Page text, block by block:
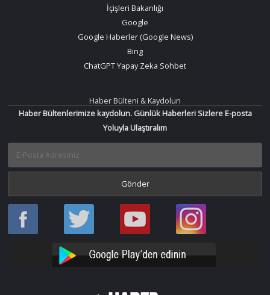
İçişleri Bakanlığı
Google
Google Haberler (Google News)
Bing
ChatGPT Yapay Zeka Sohbet
Haber Bülteni & Kaydolun
Haber Bültenlerimize kaydolun. Günlük Haberleri Sizlere E-posta
Yoluyla Ulaştıralım
Haber
Oku
Haber
Oku
Bir
Haber
YouTube
Bir
Haber
Instagram